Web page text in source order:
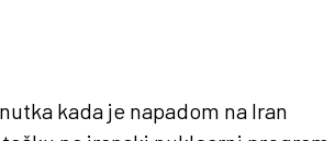
kada je napadom na Iran